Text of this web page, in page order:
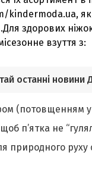
здорових
взуття з:
останні новини
(потовщенням у
п’ятка не
природного руху